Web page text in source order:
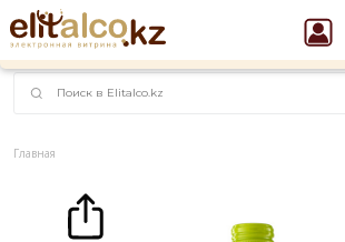
наименований!
instagram.com/rojo.kz
Рекомендуем
Ром Captain Morgan White 37,5%
Главная